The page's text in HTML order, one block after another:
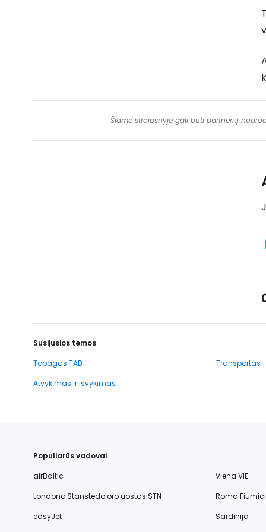
Šiame straipsnyje gali būti partnerių
Susijusios temos
Tobagas TAB
Transportas
Atvykimas ir išvykimas
Populiarūs vadovai
airBaltic
Viena VIE
Londono Stanstedo oro uostas STN
Roma
easyJet
Sardinija